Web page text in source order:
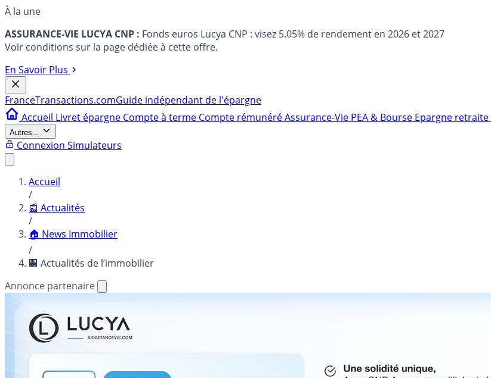
À la une
ASSURANCE-VIE LUCYA CNP : Fonds euros Lucya CNP : visez 5.05% de rendement en 2026 et 2027
Voir conditions sur la page dédiée à cette offre.
En Savoir Plus
FranceTransactions.comGuide indépendant de l'épargne
Accueil Livret épargne Compte à terme Compte rémunéréAssurance-Vie PEA & Bourse Epargne retraite
Autres...
Connexion Simulateurs
Accueil
/
📰 Actualités
/
🏠 News Immobilier
/
🏢 Actualités de l’immobilier
Annonce partenaire